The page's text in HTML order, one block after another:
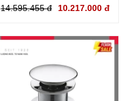
14.595.455 đ 10.217.000 đ